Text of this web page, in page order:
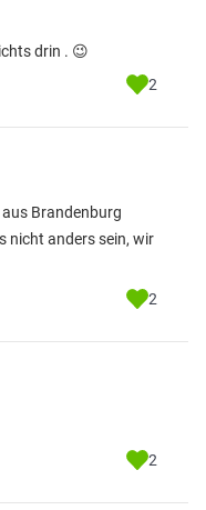
drin . 😉
2
Brandenburg
nicht anders sein, wir
2
2